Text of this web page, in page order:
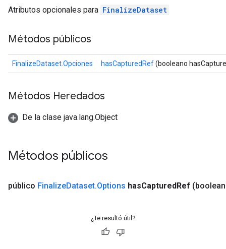
Atributos opcionales para FinalizeDataset
Métodos públicos
FinalizeDataset.Opciones hasCapturedRef(booleano
Métodos Heredados
De la clase java.lang.Object
Métodos públicos
público FinalizeDataset.Options hasCapturedRef
¿Te resultó útil?